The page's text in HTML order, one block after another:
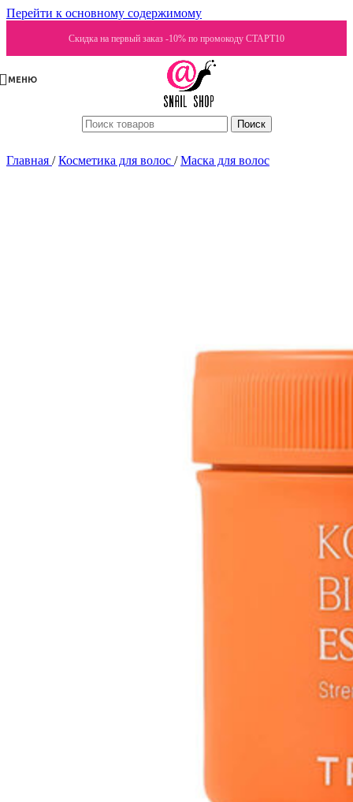
Перейти к основному содержимому
Скидка на первый заказ -10% по промокоду СТАРТ10
МЕНЮ
Поиск
Главная / Косметика для волос / Маска для волос